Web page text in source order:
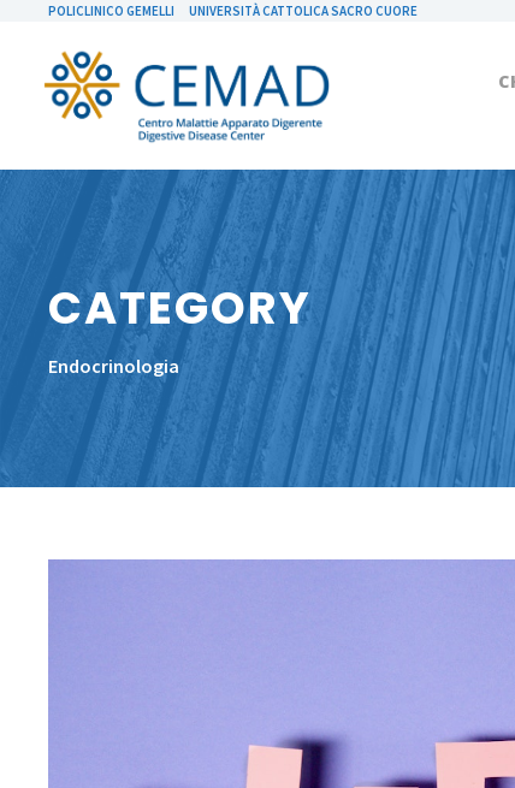
POLICLINICO GEMELLI UNIVERSITÀ CATTOLICA SACRO CUORE
CATEGORY
Endocrinologia